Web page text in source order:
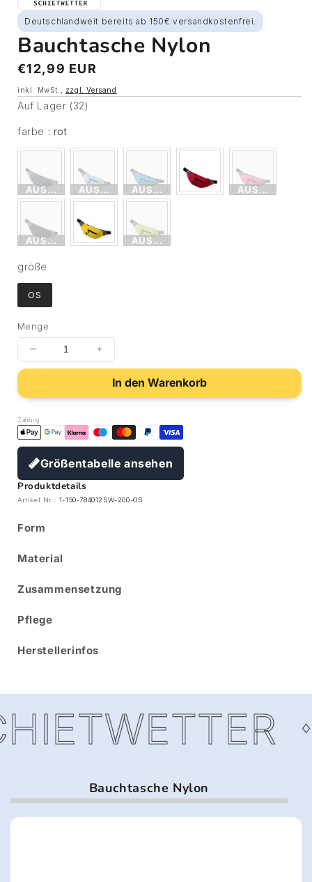
Deutschlandweit bereits ab 150€ versandkostenfrei.
Bauchtasche Nylon
Normaler
Preis
€12,99 EUR
inkl. MwSt., zzgl. Versand
Auf Lager (32)
farbe : rotfarbe
AUSVERKAUFTAUSVERKAUFTAUSVERKAUFT
AUSVERKAUFT AUSVERKAUFT
größe
größe
OS
Menge
In den Warenkorb
Zahlung
Größentabelle ansehen
Produktdetails
Artikel Nr.: 1-150-784012SW-200-OS
Form
Material
Zusammensetzung
Pflege
Herstellerinfos
Bauchtasche Nylon